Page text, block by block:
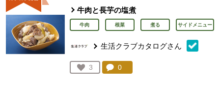
牛肉と長芋の塩煮
牛肉 根菜 煮る サイドメニュー
生活クラブカタログさん
お気に入り登録：
3
人が登録
コメント：
0